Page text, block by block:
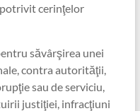
potrivit cerinţelor
săvârşirea unei
contra autorităţii,
sau de serviciu,
justiţiei, infracţiuni